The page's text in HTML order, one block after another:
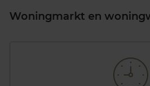
Woningmarkt en